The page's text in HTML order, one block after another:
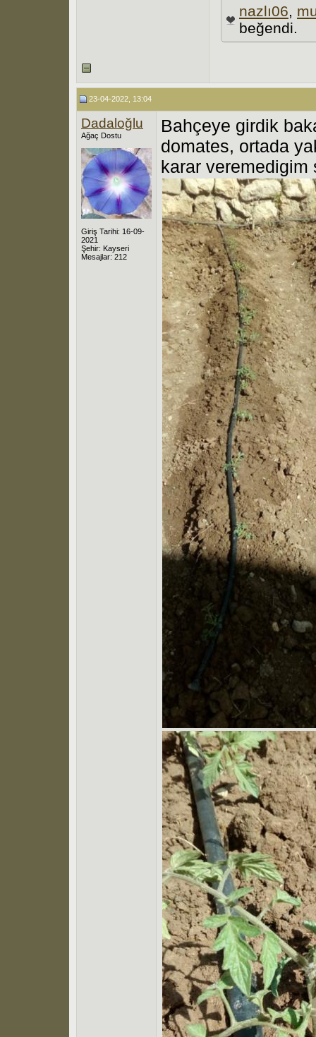
nazlı06,
beğendi.
23-04-2022, 13:04
Dadaloğlu
Ağaç Dostu
Giriş Tarihi: 16-09-
2021
Şehir: Kayseri
Mesajlar: 212
Bahçeye girdik
domates, ortada
karar veremedigim